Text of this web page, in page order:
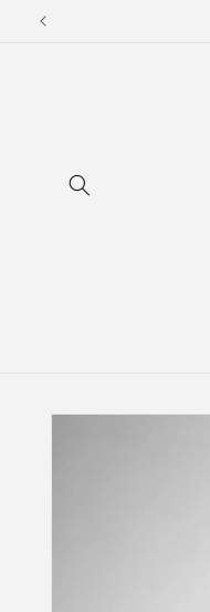
zum
Zu